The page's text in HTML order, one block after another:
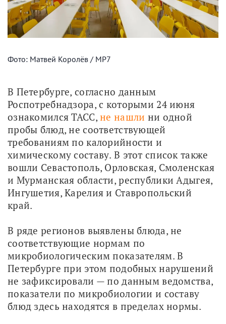
Фото: Матвей Королёв / МР7
В Петербурге, согласно данным
Роспотребнадзора, с которыми 24 июня
ознакомился ТАСС, не нашли ни одной
пробы блюд, не соответствующей
требованиям по калорийности и
химическому составу. В этот список также
вошли Севастополь, Орловская, Смоленская
и Мурманская области, республики Адыгея,
Ингушетия, Карелия и Ставропольский
край.
В ряде регионов выявлены блюда, не
соответствующие нормам по
микробиологическим показателям. В
Петербурге при этом подобных нарушений
не зафиксировали — по данным ведомства,
показатели по микробиологии и составу
блюд здесь находятся в пределах нормы.